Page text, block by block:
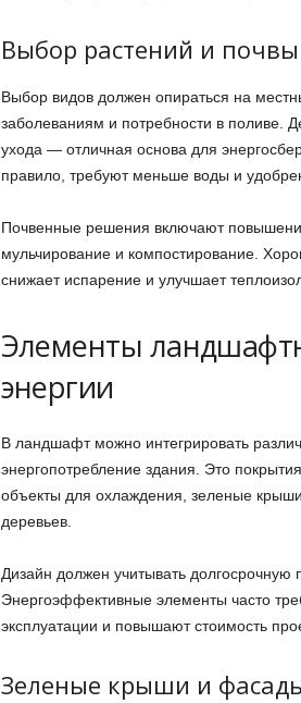
Выбор растений и почвы
Выбор видов должен опираться на
заболеваниям и потребности в поливе.
ухода — отличная основа для
правило, требуют меньше воды и
Почвенные решения включают
мульчирование и компостирование.
снижает испарение и улучшает
Элементы
энергии
В ландшафт можно интегрировать
энергопотребление здания. Это
объекты для охлаждения, зеленые
деревьев.
Дизайн должен учитывать долгосрочную
Энергоэффективные элементы часто
эксплуатации и повышают стоимость
Зеленые крыши и